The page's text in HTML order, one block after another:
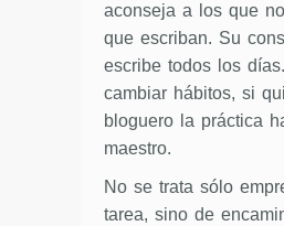
aconseja a los que
que escriban. Su
escribe todos los
cambiar hábitos, si
bloguero la práctica
maestro.
No se trata sólo
tarea, sino de